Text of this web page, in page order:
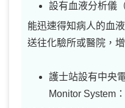
設有血液分析儀
能迅速得知病人的血
送往化驗所或醫院，
護士站設有中央
Monitor System：